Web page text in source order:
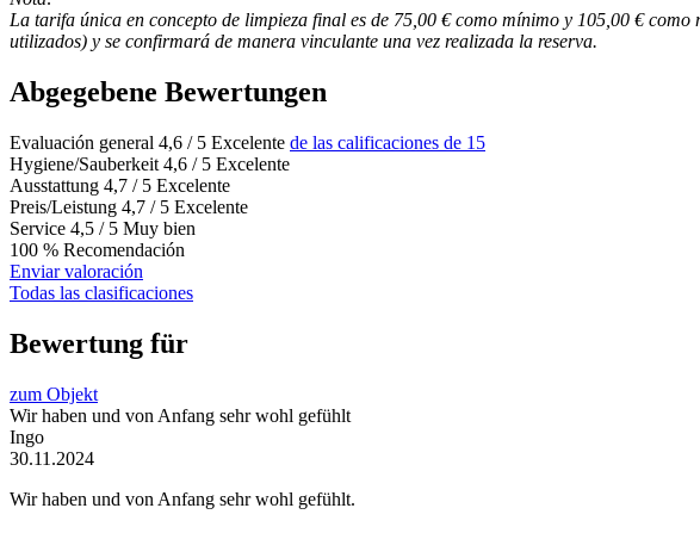
La tarifa única en concepto de limpieza final es de 75,00 € como mínimo y 105,00 €
utilizados) y se confirmará de manera vinculante una vez realizada la reserva.
Abgegebene Bewertungen
Evaluación general 4,6 / 5 Excelente de las calificaciones de 15
Hygiene/Sauberkeit 4,6 / 5 Excelente
Ausstattung 4,7 / 5 Excelente
Preis/Leistung 4,7 / 5 Excelente
Service 4,5 / 5 Muy bien
100 % Recomendación
Enviar valoración
Todas las clasificaciones
Bewertung für
zum Objekt
Wir haben und von Anfang sehr wohl gefühlt
Ingo
30.11.2024
Wir haben und von Anfang sehr wohl gefühlt.